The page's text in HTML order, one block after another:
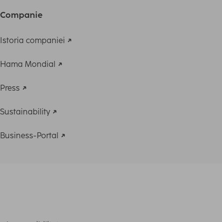
Companie
Istoria companiei
Hama Mondial
Press
Sustainability
Business-Portal